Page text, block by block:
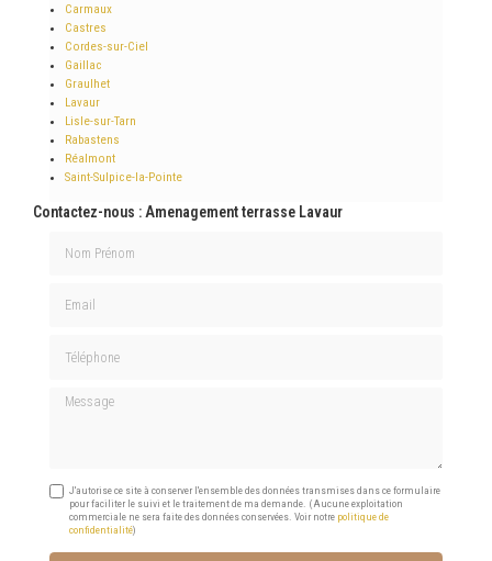
Carmaux
Castres
Cordes-sur-Ciel
Gaillac
Graulhet
Lavaur
Lisle-sur-Tarn
Rabastens
Réalmont
Saint-Sulpice-la-Pointe
Contactez-nous : Amenagement terrasse Lavaur
Message
J'autorise ce site à conserver l'ensemble des données transmises dans ce formulaire
pour faciliter le suivi et le traitement de ma demande. (Aucune exploitation
commerciale ne sera faite des données conservées. Voir notre politique de
confidentialité)